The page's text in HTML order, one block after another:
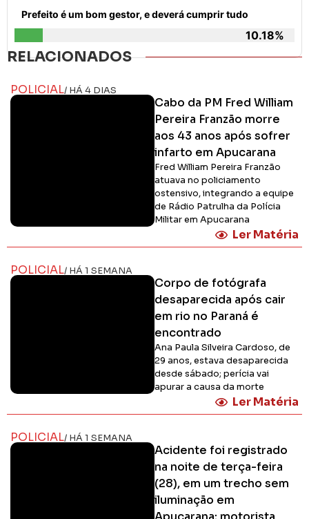
Prefeito é um bom gestor, e deverá cumprir tudo
10.18%
RELACIONADOS
POLICIAL/ HÁ 4 DIAS
Cabo da PM Fred William
Pereira Franzão morre
aos 43 anos após sofrer
infarto em Apucarana
Fred William Pereira Franzão
atuava no policiamento
ostensivo, integrando a equipe
de Rádio Patrulha da Polícia
Militar em Apucarana
Ler Matéria
POLICIAL/ HÁ 1 SEMANA
Corpo de fotógrafa
desaparecida após cair
em rio no Paraná é
encontrado
Ana Paula Silveira Cardoso, de
29 anos, estava desaparecida
desde sábado; perícia vai
apurar a causa da morte
Ler Matéria
POLICIAL/ HÁ 1 SEMANA
Acidente foi registrado
na noite de terça-feira
(28), em um trecho sem
iluminação em